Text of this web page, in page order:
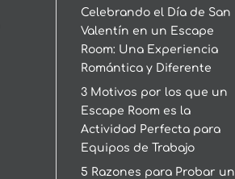
Celebrando el Día de San
Valentín en un Escape
Room: Una Experiencia
Romántica y Diferente
3 Motivos por los que un
Escape Room es la
Actividad Perfecta para
Equipos de Trabajo
5 Razones para Probar un